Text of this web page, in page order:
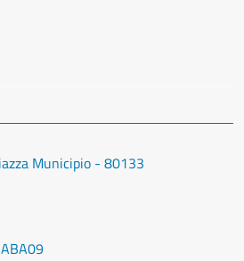
Municipio - 80133